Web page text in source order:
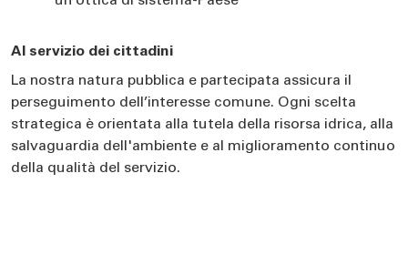
Al servizio dei cittadini
La nostra natura pubblica e partecipata assicura il
perseguimento dell’interesse comune. Ogni scelta
strategica è orientata alla tutela della risorsa idrica, alla
salvaguardia dell'ambiente e al miglioramento continuo
della qualità del servizio.